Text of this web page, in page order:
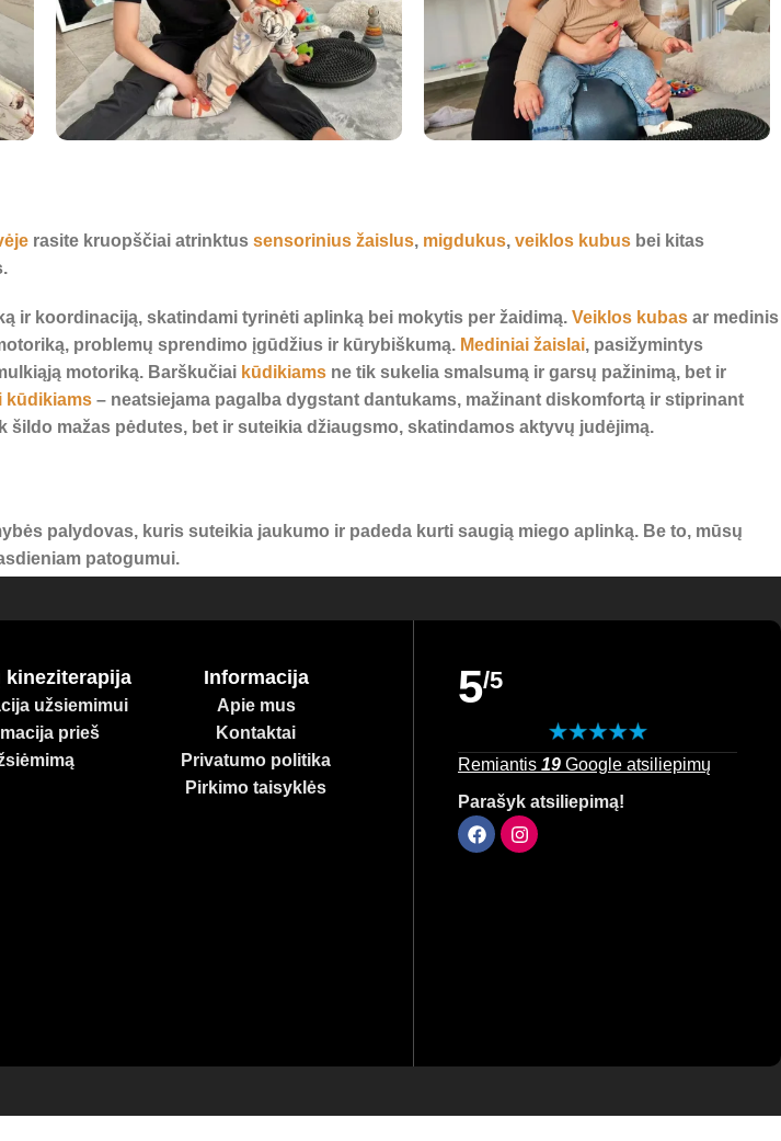
rasite kruopščiai atrinktus sensorinius žaislus, migdukus, veiklos kubus bei kitas
ir koordinaciją, skatindami tyrinėti aplinką bei mokytis per žaidimą. Veiklos kubas ar medinis
problemų sprendimo įgūdžius ir kūrybiškumą. Mediniai žaislai, pasižymintys
motoriką. Barškučiai kūdikiams ne tik sukelia smalsumą ir garsų pažinimą, bet ir
kūdikiams – neatsiejama pagalba dygstant dantukams, mažinant diskomfortą ir stiprinant
šildo mažas pėdutes, bet ir suteikia džiaugsmo, skatindamos aktyvų judėjimą.
palydovas, kuris suteikia jaukumo ir padeda kurti saugią miego aplinką. Be to, mūsų
patogumui.
kineziterapija
užsiemimui
prieš
Informacija
Apie mus
Kontaktai
Privatumo politika
Pirkimo taisyklės
5/5
Remiantis 19 Google atsiliepimų
Parašyk atsiliepimą!